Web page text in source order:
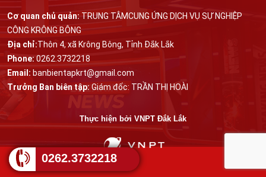
Cơ quan chủ quản:TRUNG TÂMCUNG ỨNG DỊCH VỤ SỰ NGHIỆP
CÔNG KRÔNG BÔNG
Địa chỉ:Thôn 4, xã Krông Bông, Tỉnh Đắk Lắk
Phone: 0262.3732218
Email: banbientapkrt@gmail.com
Trưởng Ban biên tập: Giám đốc: TRẦN THỊ HOÀI
Thực hiện bởi VNPT Đắk Lắk
0262.3732218